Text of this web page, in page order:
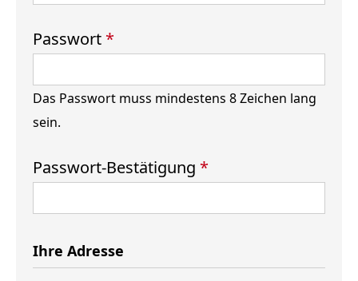
Passwort *
Das Passwort muss mindestens 8 Zeichen lang
sein.
Passwort-Bestätigung *
Ihre Adresse